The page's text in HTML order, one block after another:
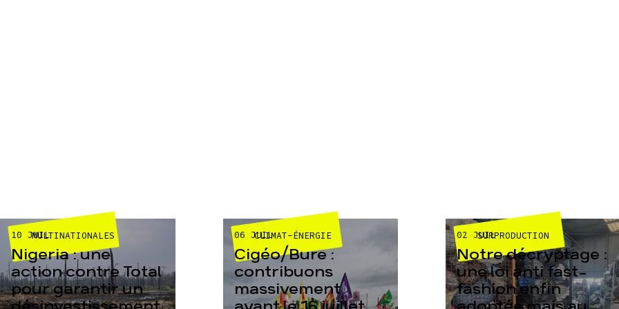
MULTINATIONALES
10 JUIL
Nigeria : une
action contre Total
pour garantir un
CLIMAT-ÉNERGIE
06 JUIL
Cigéo/Bure :
contribuons
massivement
SURPRODUCTION
02 JUIL
Notre décryptage :
une loi anti fast-
fashion enfin